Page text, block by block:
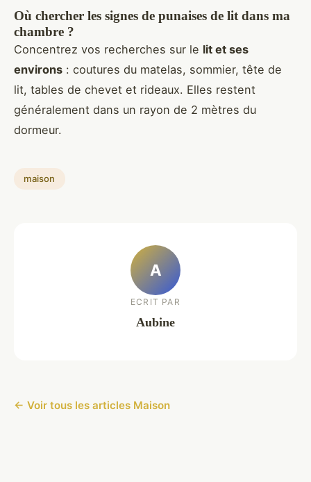
Où chercher les signes de punaises de lit dans ma
chambre ?
Concentrez vos recherches sur le lit et ses
environs : coutures du matelas, sommier, tête de
lit, tables de chevet et rideaux. Elles restent
généralement dans un rayon de 2 mètres du
dormeur.
maison
A
ECRIT PAR
Aubine
← Voir tous les articles Maison